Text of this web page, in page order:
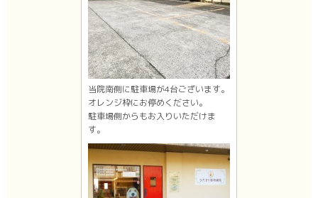
当院南側に駐車場が4台ございます。
オレンジ枠にお停めください。
駐車場側からもお入りいただけま
す。